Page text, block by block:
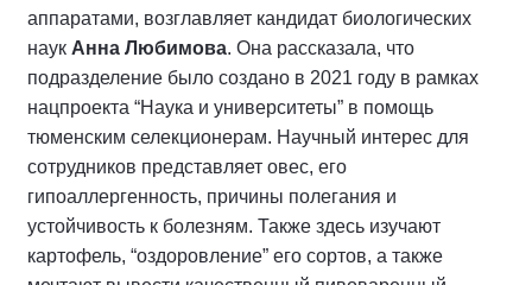
аппаратами, возглавляет кандидат биологических
наук Анна Любимова. Она рассказала, что
подразделение было создано в 2021 году в рамках
нацпроекта “Наука и университеты” в помощь
тюменским селекционерам. Научный интерес для
сотрудников представляет овес, его
гипоаллергенность, причины полегания и
устойчивость к болезням. Также здесь изучают
картофель, “оздоровление” его сортов, а также